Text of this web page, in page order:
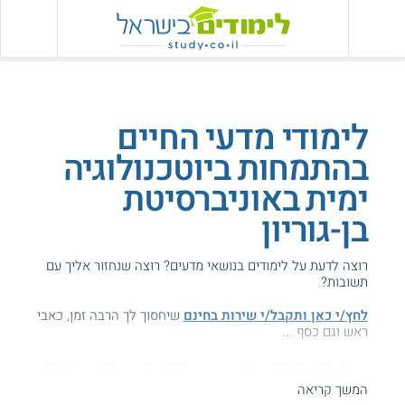
לימודי מדעי החיים
בהתמחות ביוטכנולוגיה
ימית באוניברסיטת
בן-גוריון
רוצה לדעת על לימודים בנושאי מדעים? רוצה שנחזור אליך עם
תשובות?
לחץ/י כאן ותקבל/י שירות בחינם שיחסוך לך הרבה זמן, כאבי
ראש וגם כסף ...
ביוטכנולוגיה ימית.
המשך קריאה